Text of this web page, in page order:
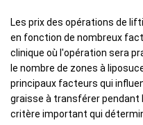
Les prix des opérations de
en fonction de nombreux
clinique où l'opération sera
le nombre de zones à
principaux facteurs qui
graisse à transférer
critère important qui